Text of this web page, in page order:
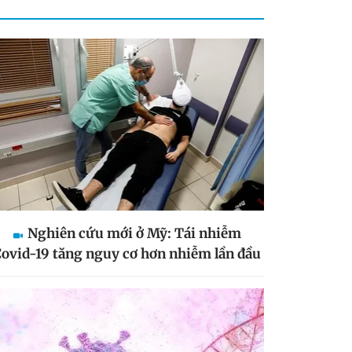
Nghiên cứu mới ở Mỹ: Tái nhiễm
19 tăng nguy cơ hơn nhiễm lần đầu